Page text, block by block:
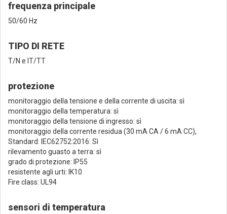
frequenza principale
50/60 Hz
TIPO DI RETE
T/N e IT/TT
protezione
monitoraggio della tensione e della corrente di uscita: sì
monitoraggio della temperatura: sì
monitoraggio della tensione di ingresso: sì
monitoraggio della corrente residua (30 mA CA / 6 mA CC),
Standard: IEC62752:2016: Sì
rilevamento guasto a terra: sì
grado di protezione: IP55
resistente agli urti: IK10
Fire class: UL94
sensori di temperatura